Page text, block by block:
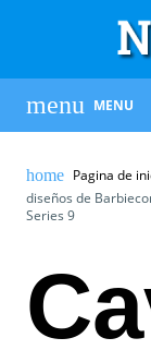
MENU
Pagina de
diseños de
Series 9